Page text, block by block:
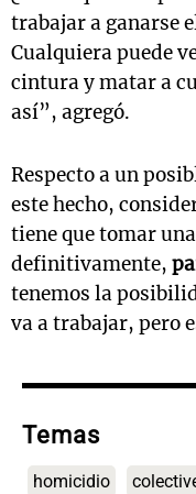
trabajar a ganarse
Cualquiera puede
cintura y matar a
así”, agregó.
Respecto a un
este hecho,
tiene que tomar
definitivamente,
tenemos la
va a trabajar, pero
Temas
homicidio